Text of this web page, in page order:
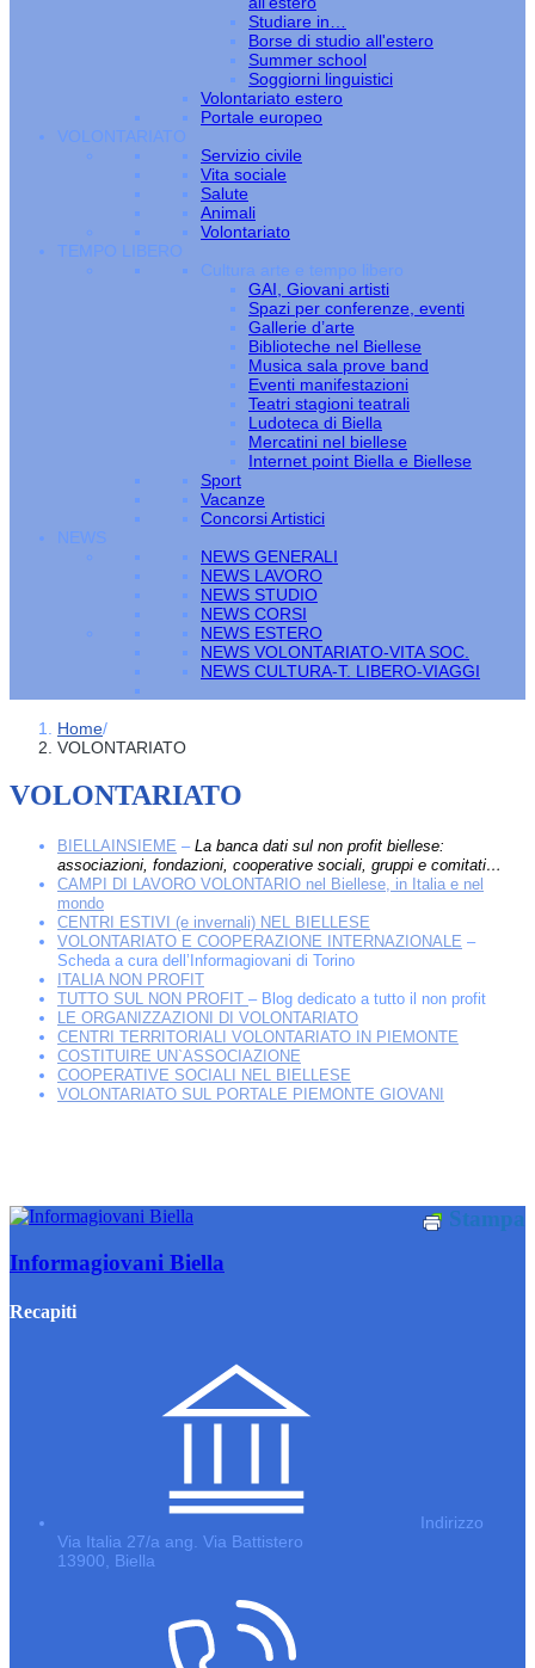
Studiare in…
Borse di studio all'estero
Summer school
Soggiorni linguistici
Volontariato estero
Portale europeo
VOLONTARIATO
Servizio civile
Vita sociale
Salute
Animali
Volontariato
TEMPO LIBERO
Cultura arte e tempo libero
GAI, Giovani artisti
Spazi per conferenze, eventi
Gallerie d’arte
Biblioteche nel Biellese
Musica sala prove band
Eventi manifestazioni
Teatri stagioni teatrali
Ludoteca di Biella
Mercatini nel biellese
Internet point Biella e Biellese
Sport
Vacanze
Concorsi Artistici
NEWS
NEWS GENERALI
NEWS LAVORO
NEWS STUDIO
NEWS CORSI
NEWS ESTERO
NEWS VOLONTARIATO-VITA SOC.
NEWS CULTURA-T. LIBERO-VIAGGI
Home/
VOLONTARIATO
VOLONTARIATO
BIELLAINSIEME – La banca dati sul non profit biellese:
associazioni, fondazioni, cooperative sociali, gruppi e comitati…
CAMPI DI LAVORO VOLONTARIO nel Biellese, in Italia e nel
mondo
CENTRI ESTIVI (e invernali) NEL BIELLESE
VOLONTARIATO E COOPERAZIONE INTERNAZIONALE –
Scheda a cura dell’Informagiovani di Torino
ITALIA NON PROFIT
TUTTO SUL NON PROFIT – Blog dedicato a tutto il non profit
LE ORGANIZZAZIONI DI VOLONTARIATO
CENTRI TERRITORIALI VOLONTARIATO IN PIEMONTE
COSTITUIRE UN`ASSOCIAZIONE
COOPERATIVE SOCIALI NEL BIELLESE
VOLONTARIATO SUL PORTALE PIEMONTE GIOVANI
Stampa
Informagiovani Biella
Recapiti
Indirizzo
Via Italia 27/a ang. Via Battistero
13900, Biella